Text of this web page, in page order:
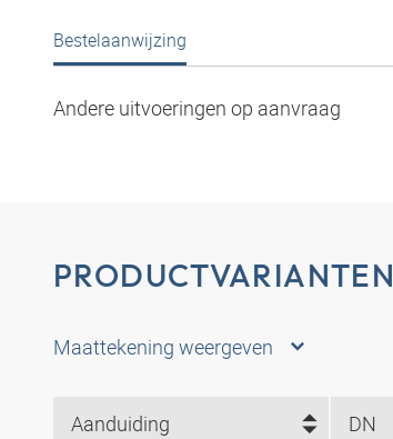
Bestelaanwijzing
Andere uitvoeringen op aanvraag
PRODUCTVARIANTEN
Maattekening weergeven
Aanduiding DN